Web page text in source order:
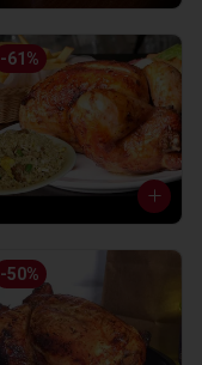
-61 %
-50%